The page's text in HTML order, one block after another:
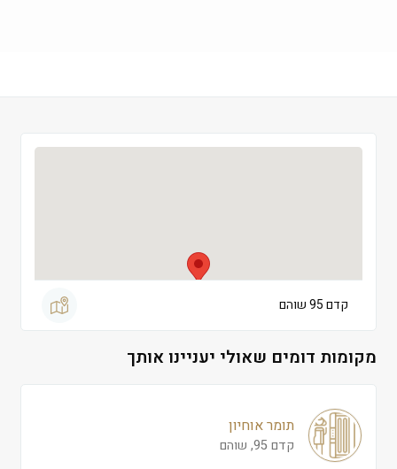
קדם 95 שוהם
מקומות דומים שאולי יעניינו אותך
תומר אוחיון
קדם 95, שוהם